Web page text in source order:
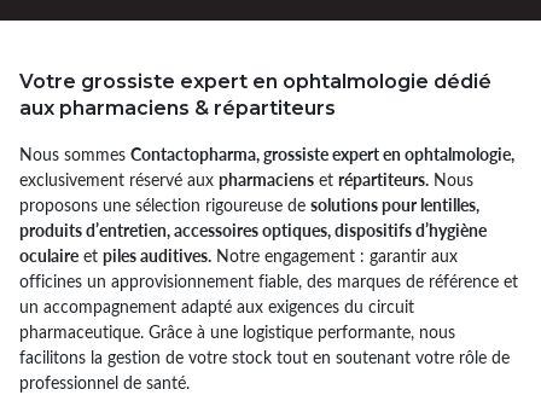
Votre grossiste expert en ophtalmologie dédié
aux pharmaciens & répartiteurs
Nous sommes Contactopharma, grossiste expert en ophtalmologie,
exclusivement réservé aux pharmaciens et répartiteurs. Nous
proposons une sélection rigoureuse de solutions pour lentilles,
produits d’entretien, accessoires optiques, dispositifs d’hygiène
oculaire et piles auditives. Notre engagement : garantir aux
officines un approvisionnement fiable, des marques de référence et
un accompagnement adapté aux exigences du circuit
pharmaceutique. Grâce à une logistique performante, nous
facilitons la gestion de votre stock tout en soutenant votre rôle de
professionnel de santé.